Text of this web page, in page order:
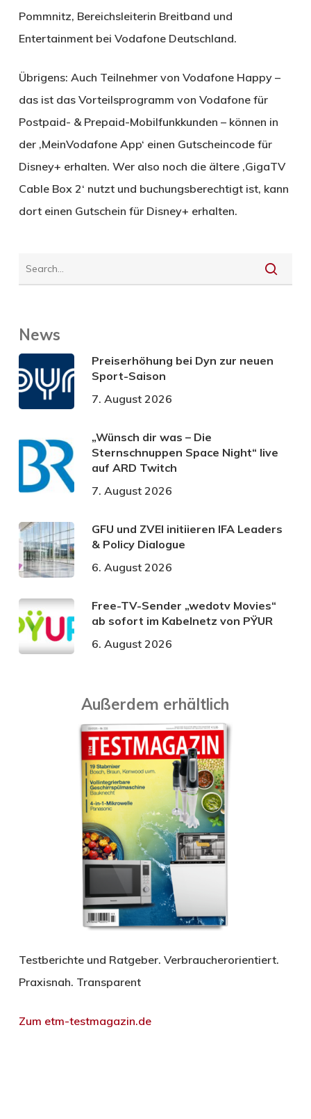
Pommnitz, Bereichsleiterin Breitband und
Entertainment bei Vodafone Deutschland.
Übrigens: Auch Teilnehmer von Vodafone Happy –
das ist das Vorteilsprogramm von Vodafone für
Postpaid- & Prepaid-Mobilfunkkunden – können in
der ‚MeinVodafone App‘ einen Gutscheincode für
Disney+ erhalten. Wer also noch die ältere ‚GigaTV
Cable Box 2‘ nutzt und buchungsberechtigt ist, kann
dort einen Gutschein für Disney+ erhalten.
News
Preiserhöhung bei Dyn zur neuen
Sport-Saison
7. August 2026
„Wünsch dir was – Die
Sternschnuppen Space Night“ live
auf ARD Twitch
7. August 2026
GFU und ZVEI initiieren IFA Leaders
& Policy Dialogue
6. August 2026
Free-TV-Sender „wedotv Movies“
ab sofort im Kabelnetz von PŸUR
6. August 2026
Außerdem erhältlich
Testberichte und Ratgeber. Verbraucherorientiert.
Praxisnah. Transparent
Zum etm-testmagazin.de